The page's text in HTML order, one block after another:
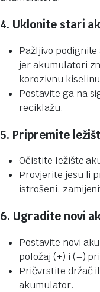
4. Uklonite stari
Pažljivo
jer akumulatori
korozivnu
Postavite ga na
reciklažu.
5. Pripremite
Očistite ležište
Provjerite jesu li
istrošeni,
6. Ugradite novi
Postavite novi
položaj (+) i (–)
Pričvrstite držač
akumulator.